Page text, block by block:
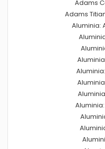
Adams
Adams
Aluminia: